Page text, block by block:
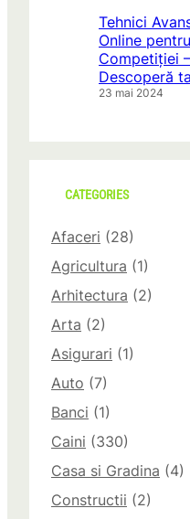
Tehnici
Online
Competiției
Descoperă
23 mai 2024
CATEGORIES
Afaceri (28)
Agricultura (1)
Arhitectura (2)
Arta (2)
Asigurari (1)
Auto (7)
Banci (1)
Caini (330)
Casa si Gradina (4)
Constructii (2)